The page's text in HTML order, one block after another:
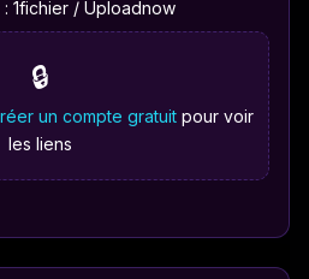
1fichier / Uploadnow
🔒
un compte gratuitpour voir
les liens